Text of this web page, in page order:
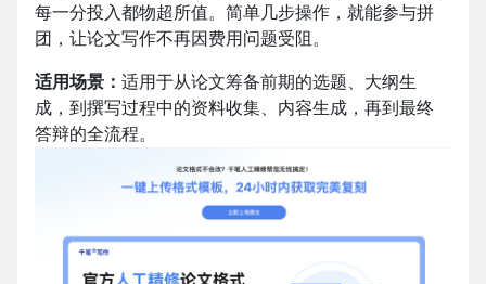
每一分投入都物超所值。简单几步操作，就能参与拼
团，让论文写作不再因费用问题受阻。
适用场景： 适用于从论文筹备前期的选题、大纲生
成，到撰写过程中的资料收集、内容生成，再到最终
答辩的全流程。